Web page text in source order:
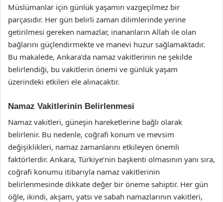
Müslümanlar için günlük yaşamın vazgeçilmez bir
parçasıdır. Her gün belirli zaman dilimlerinde yerine
getirilmesi gereken namazlar, inananların Allah ile olan
bağlarını güçlendirmekte ve manevi huzur sağlamaktadır.
Bu makalede, Ankara’da namaz vakitlerinin ne şekilde
belirlendiği, bu vakitlerin önemi ve günlük yaşam
üzerindeki etkileri ele alınacaktır.
Namaz Vakitlerinin Belirlenmesi
Namaz vakitleri, güneşin hareketlerine bağlı olarak
belirlenir. Bu nedenle, coğrafi konum ve mevsim
değişiklikleri, namaz zamanlarını etkileyen önemli
faktörlerdir. Ankara, Türkiye’nin başkenti olmasının yanı sıra,
coğrafi konumu itibarıyla namaz vakitlerinin
belirlenmesinde dikkate değer bir öneme sahiptir. Her gün
öğle, ikindi, akşam, yatsı ve sabah namazlarının vakitleri,